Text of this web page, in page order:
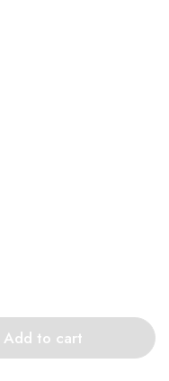
Add to cart